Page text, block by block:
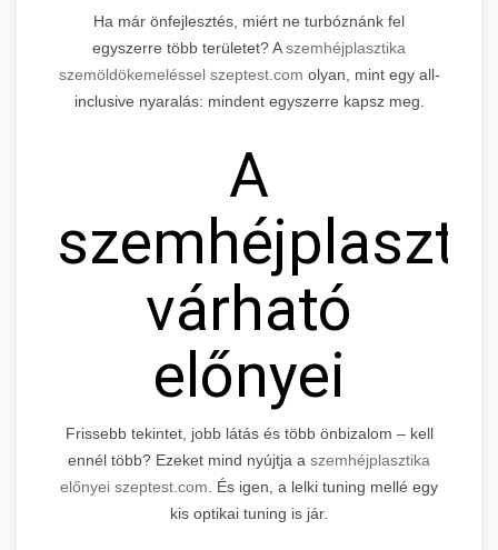
Ha már önfejlesztés, miért ne turbóznánk fel
egyszerre több területet? Aszemhéjplasztika
szemöldökemeléssel szeptest.com olyan, mint egy all-
inclusive nyaralás: mindent egyszerre kapsz meg.
A
várható
előnyei
Frissebb tekintet, jobb látás és több önbizalom – kell
ennél több? Ezeket mind nyújtja a szemhéjplasztika
előnyei szeptest.com . És igen, a lelki tuning mellé egy
kis optikai tuning is jár.